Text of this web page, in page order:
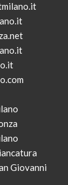
Giovanni